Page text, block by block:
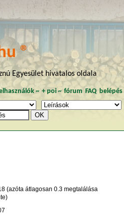
®
Egyesület hivatalos oldala
~ + poi~ fórum FAQ belépés
(azóta átlagosan 0.3 megtalálása